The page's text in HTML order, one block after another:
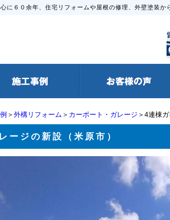
に６０余年、住宅リフォームや屋根の修理、外壁塗装
＞外構リフォーム ＞ カーポート・ガレージ ＞4連棟
ージの新設（米原市）